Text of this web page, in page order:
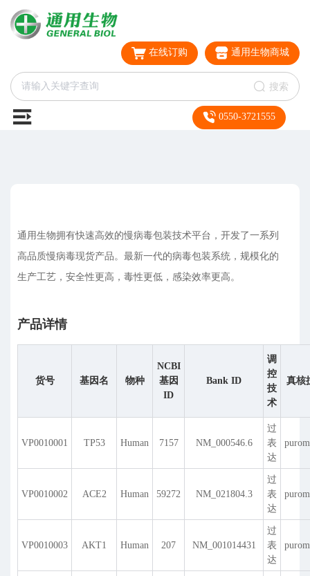
在线订购 通用生物商城
搜索
0550-3721555
通用生物拥有快速高效的慢病毒包装技术平台，开发了一系列
高品质慢病毒现货产品。最新一代的病毒包装系统，规模化的
生产工艺，安全性更高，毒性更低，感染效率更高。
产品详情
货号 基因名 物种
NCBI
基因
ID
Bank ID
调
控
技
术
真核
VP0010001 TP53 Human 7157 NM_000546.6
过
表
达
VP0010002 ACE2 Human 59272 NM_021804.3
过
表
达
VP0010003 AKT1 Human 207 NM_001014431
过
表
达